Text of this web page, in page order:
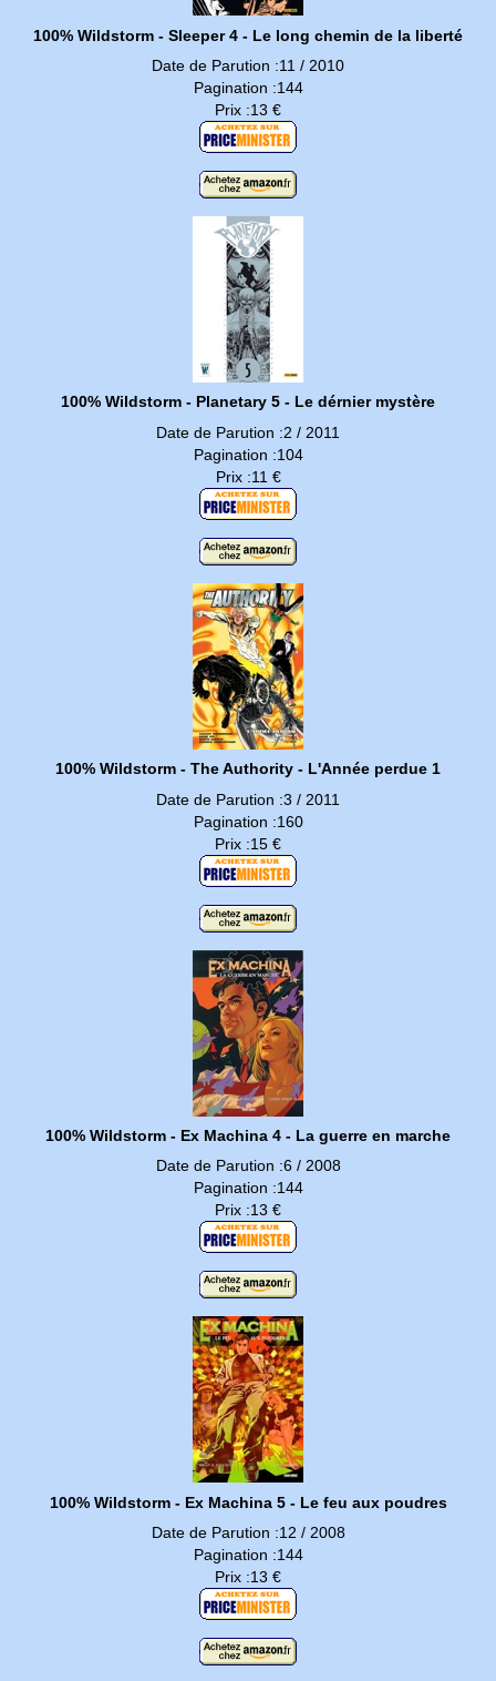
100% Wildstorm - Sleeper 4 - Le long chemin de la liberté
Date de Parution :11 / 2010
Pagination :144
Prix :13 €
100% Wildstorm - Planetary 5 - Le dérnier mystère
Date de Parution :2 / 2011
Pagination :104
Prix :11 €
100% Wildstorm - The Authority - L'Année perdue 1
Date de Parution :3 / 2011
Pagination :160
Prix :15 €
100% Wildstorm - Ex Machina 4 - La guerre en marche
Date de Parution :6 / 2008
Pagination :144
Prix :13 €
100% Wildstorm - Ex Machina 5 - Le feu aux poudres
Date de Parution :12 / 2008
Pagination :144
Prix :13 €